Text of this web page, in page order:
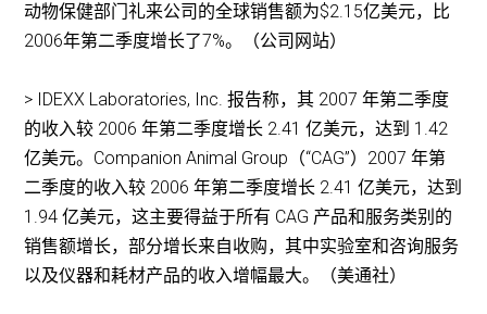
动物保健部门礼来公司的全球销售额为$2.15亿美元，比
2006年第二季度增长了7%。（公司网站）
> IDEXX Laboratories, Inc. 报告称，其 2007 年第二季度
的收入较 2006 年第二季度增长 2.41 亿美元，达到 1.42
亿美元。Companion Animal Group（“CAG”）2007 年第
二季度的收入较 2006 年第二季度增长 2.41 亿美元，达到
1.94 亿美元，这主要得益于所有 CAG 产品和服务类别的
销售额增长，部分增长来自收购，其中实验室和咨询服务
以及仪器和耗材产品的收入增幅最大。（美通社）